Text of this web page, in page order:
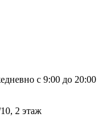
с 9:00 до 20:00
2 этаж